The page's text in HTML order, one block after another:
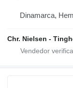
Dinamarca,
Chr. Nielsen -